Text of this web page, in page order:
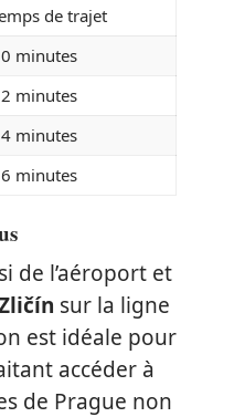
de trajet
minutes
minutes
minutes
minutes
de l’aéroport et
sur la ligne
est idéale pour
accéder à
de Prague non